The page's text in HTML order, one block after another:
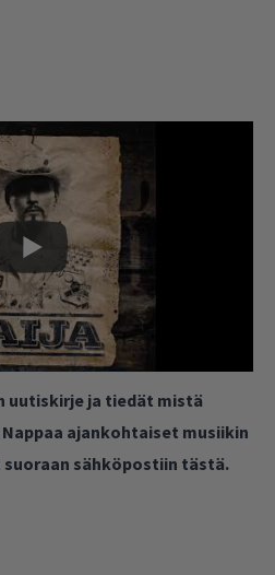
uutiskirje ja tiedät mistä
ajankohtaiset musiikin
sähköpostiin tästä.